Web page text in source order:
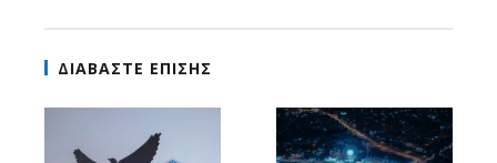
ΔΙΑΒΑΣΤΕ ΕΠΙΣΗΣ